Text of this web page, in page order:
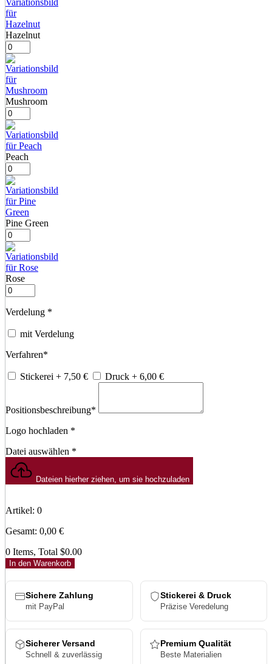
Hazelnut
Mushroom
Peach
Pine Green
Rose
Verdelung *
mit Verdelung
Verfahren*
Stickerei + 7,50 € Druck + 6,00 €
Positionsbeschreibung*
Logo hochladen *
Datei auswählen *
Dateien hierher ziehen, um sie hochzuladen
Artikel: 0
Gesamt: 0,00 €
0 Items, Total $0.00
In den Warenkorb
Sichere Zahlung
mit PayPal
Stickerei & Druck
Präzise Veredelung
Sicherer Versand
Schnell & zuverlässig
Premium Qualität
Beste Materialien